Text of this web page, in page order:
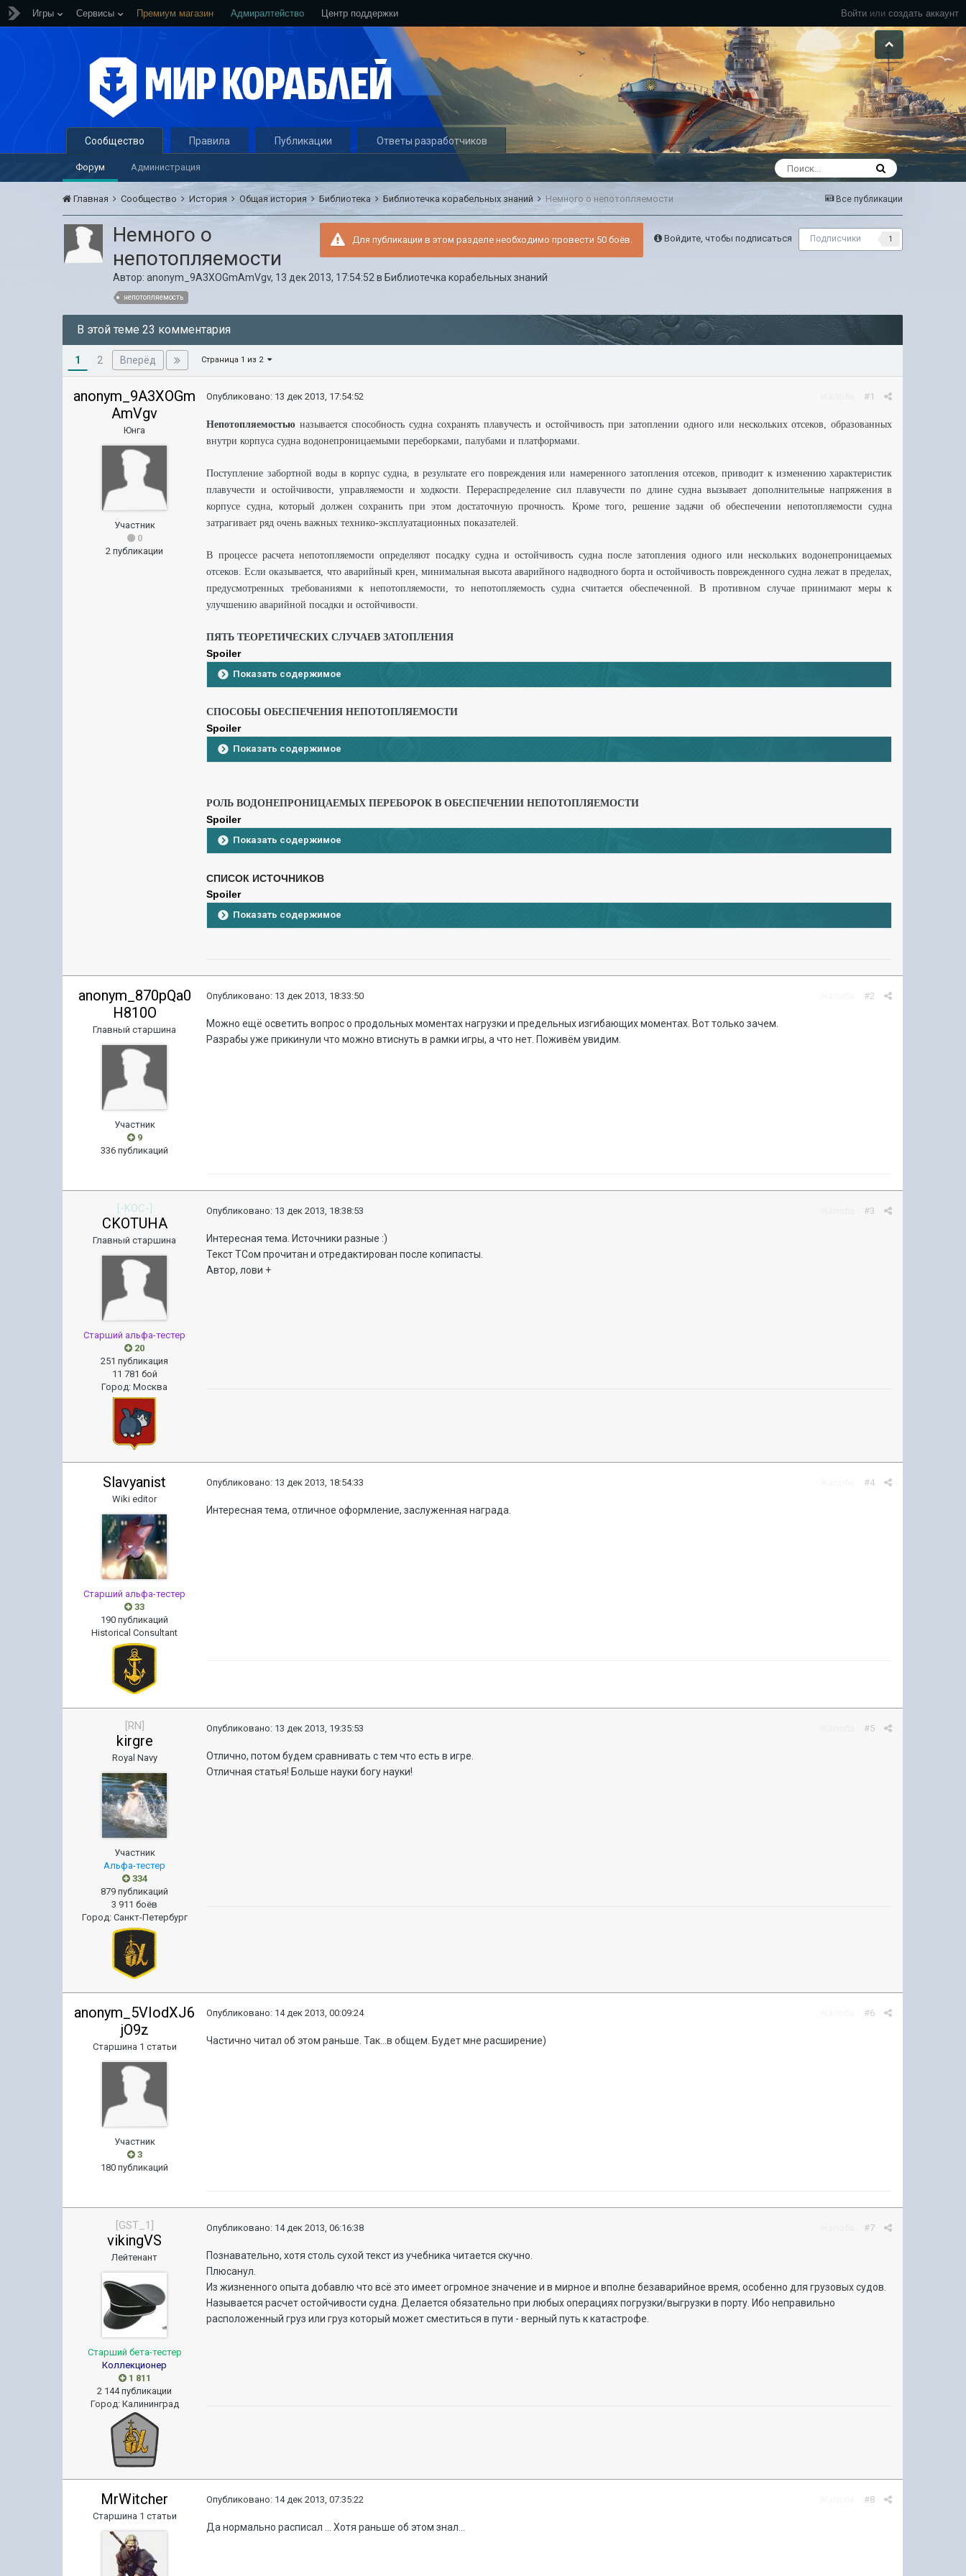
Войти или создать аккаунт
Игры Сервисы Премиум магазин Адмиралтейство Центр поддержки
Сообщество
Форум Администрация
Правила Публикации Ответы разработчиков
Все публикации
Главная Сообщество История Общая история Библиотека Библиотечка корабельных знаний Немного о непотопляемости
Войдите, чтобы подписаться Подписчики 1
Для публикации в этом разделе необходимо провести 50 боёв.
Немного о
непотопляемости
Автор:anonym_9A3XOGmAmVgv, 13 дек 2013, 17:54:52 в Библиотечка корабельных знаний
непотопляемость
В этой теме 23 комментария
1 2 Вперёд Страница 1 из 2
anonym_9A3XOGm
AmVgv
Юнга
Участник
0
2 публикации
#1
Опубликовано: 13 дек 2013, 17:54:52
Непотопляемостью называется способность судна сохранять плавучесть и остойчивость при затоплении одного или нескольких отсеков, образованных
внутри корпуса судна водонепроницаемыми переборками, палубами и платформами.
Поступление забортной воды в корпус судна, в результате его повреждения или намеренного затопления отсеков, приводит к изменению характеристик
плавучести и остойчивости, управляемости и ходкости. Перераспределение сил плавучести по длине судна вызывает дополнительные напряжения в
корпусе судна, который должен сохранить при этом достаточную прочность. Кроме того, решение задачи об обеспечении непотопляемости судна
затрагивает ряд очень важных технико-эксплуатационных показателей.
В процессе расчета непотопляемости определяют посадку судна и остойчивость судна после затопления одного или нескольких водонепроницаемых
отсеков. Если оказывается, что аварийный крен, минимальная высота аварийного надводного борта и остойчивость поврежденного судна лежат в пределах,
предусмотренных требованиями к непотопляемости, то непотопляемость судна считается обеспеченной. В противном случае принимают меры к
улучшению аварийной посадки и остойчивости.
ПЯТЬ ТЕОРЕТИЧЕСКИХ СЛУЧАЕВ ЗАТОПЛЕНИЯ
Spoiler
Показать содержимое
СПОСОБЫ ОБЕСПЕЧЕНИЯ НЕПОТОПЛЯЕМОСТИ
Spoiler
Показать содержимое
РОЛЬ ВОДОНЕПРОНИЦАЕМЫХ ПЕРЕБОРОК В ОБЕСПЕЧЕНИИ НЕПОТОПЛЯЕМОСТИ
Spoiler
Показать содержимое
СПИСОК ИСТОЧНИКОВ
Spoiler
Показать содержимое
anonym_870pQa0
H810O
Главный старшина
Участник
9
336 публикаций
#2
Опубликовано: 13 дек 2013, 18:33:50
Можно ещё осветить вопрос о продольных моментах нагрузки и предельных изгибающих моментах. Вот только зачем.
Разрабы уже прикинули что можно втиснуть в рамки игры, а что нет. Поживём увидим.
[-KOC-]
CKOTUHA
Главный старшина
Старший альфа-тестер
20
251 публикация
11 781 бой
Город:Москва
#3
Опубликовано: 13 дек 2013, 18:38:53
Интересная тема. Источники разные :)
Текст ТСом прочитан и отредактирован после копипасты.
Автор, лови +
Slavyanist
Wiki editor
Старший альфа-тестер
33
190 публикаций
Historical Consultant
#4
Опубликовано: 13 дек 2013, 18:54:33
Интересная тема, отличное оформление, заслуженная награда.
[RN]
kirgre
Royal Navy
Участник
Альфа-тестер
334
879 публикаций
3 911 боёв
Город: Санкт-Петербург
#5
Опубликовано: 13 дек 2013, 19:35:53
Отлично, потом будем сравнивать с тем что есть в игре.
Отличная статья! Больше науки богу науки!
anonym_5VIodXJ6
jO9z
Старшина 1 статьи
Участник
3
180 публикаций
#6
Опубликовано: 14 дек 2013, 00:09:24
Частично читал об этом раньше. Так...в общем. Будет мне расширение)
[GST_1]
vikingVS
Лейтенант
Старший бета-тестер
Коллекционер
1 811
2 144 публикации
Город: Калининград
#7
Опубликовано: 14 дек 2013, 06:16:38
Познавательно, хотя столь сухой текст из учебника читается скучно.
Плюсанул.
Из жизненного опыта добавлю что всё это имеет огромное значение и в мирное и вполне безаварийное время, особенно для грузовых судов.
Называется расчет остойчивости судна. Делается обязательно при любых операциях погрузки/выгрузки в порту. Ибо неправильно
расположенный груз или груз который может сместиться в пути - верный путь к катастрофе.
MrWitcher
Старшина 1 статьи
#8
Опубликовано: 14 дек 2013, 07:35:22
Да нормально расписал ... Хотя раньше об этом знал...